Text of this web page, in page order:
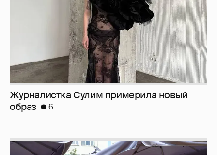
Журналистка Сулим примерила новый
образ
6